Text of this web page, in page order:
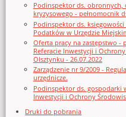
Podinspektor ds. obronnych,
kryzysowego - pełnomocnik
Podinspektor ds.
Podatków w Urzędzie
Oferta pracy na zastępstwo
Referacie Inwestycji i
Olsztynku - 26.07.2022
Zarządzenie nr 9/2009 -
urzędnicze.
Podinspektor ds. gospodarki
Inwestycji i Ochrony
Druki do pobrania